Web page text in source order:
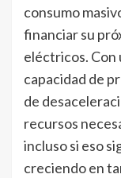
consumo
financiar su
eléctricos. Con
capacidad de
de
recursos
incluso si eso
creciendo en